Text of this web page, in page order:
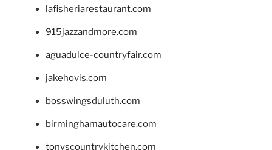
lafisheriarestaurant.com
915jazzandmore.com
aguadulce-countryfair.com
jakehovis.com
bosswingsduluth.com
birminghamautocare.com
tonyscountrykitchen.com